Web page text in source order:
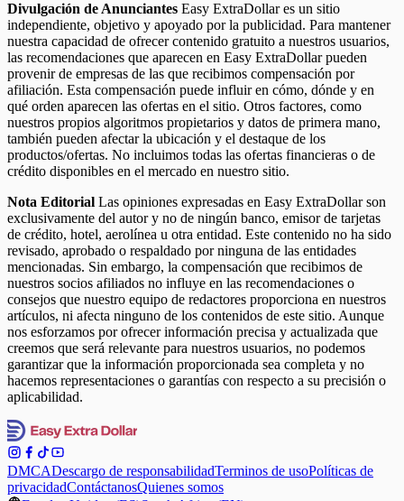
Divulgación de Anunciantes Easy ExtraDollar es un sitio
independiente, objetivo y apoyado por la publicidad. Para mantener
nuestra capacidad de ofrecer contenido gratuito a nuestros usuarios,
las recomendaciones que aparecen en Easy ExtraDollar pueden
provenir de empresas de las que recibimos compensación por
afiliación. Esta compensación puede influir en cómo, dónde y en
qué orden aparecen las ofertas en el sitio. Otros factores, como
nuestros propios algoritmos propietarios y datos de primera mano,
también pueden afectar la ubicación y el destaque de los
productos/ofertas. No incluimos todas las ofertas financieras o de
crédito disponibles en el mercado en nuestro sitio.
Nota Editorial Las opiniones expresadas en Easy ExtraDollar son
exclusivamente del autor y no de ningún banco, emisor de tarjetas
de crédito, hotel, aerolínea u otra entidad. Este contenido no ha sido
revisado, aprobado o respaldado por ninguna de las entidades
mencionadas. Sin embargo, la compensación que recibimos de
nuestros socios afiliados no influye en las recomendaciones o
consejos que nuestro equipo de redactores proporciona en nuestros
artículos, ni afecta ninguno de los contenidos de este sitio. Aunque
nos esforzamos por ofrecer información precisa y actualizada que
creemos que será relevante para nuestros usuarios, no podemos
garantizar que la información proporcionada sea completa y no
hacemos representaciones o garantías con respecto a su precisión o
aplicabilidad.
DMCADescargo de responsabilidadTerminos de usoPolíticas de
privacidadContáctanosQuienes somos